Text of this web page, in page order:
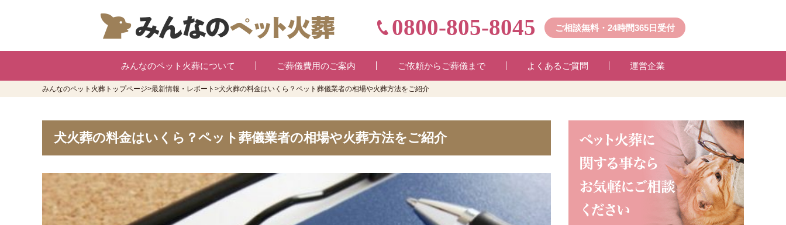
0800-805-8045 ご相談無料・24時間365日受付
みんなのペット火葬について ご葬儀費用のご案内 ご依頼からご葬儀まで よくあるご質問 運営企業
みんなのペット火葬トップページ>最新情報・レポート >犬火葬の料金はいくら？ペット葬儀業者の相場や火葬方法をご紹介
犬火葬の料金はいくら？ペット葬儀業者の相場や火葬方法をご紹介